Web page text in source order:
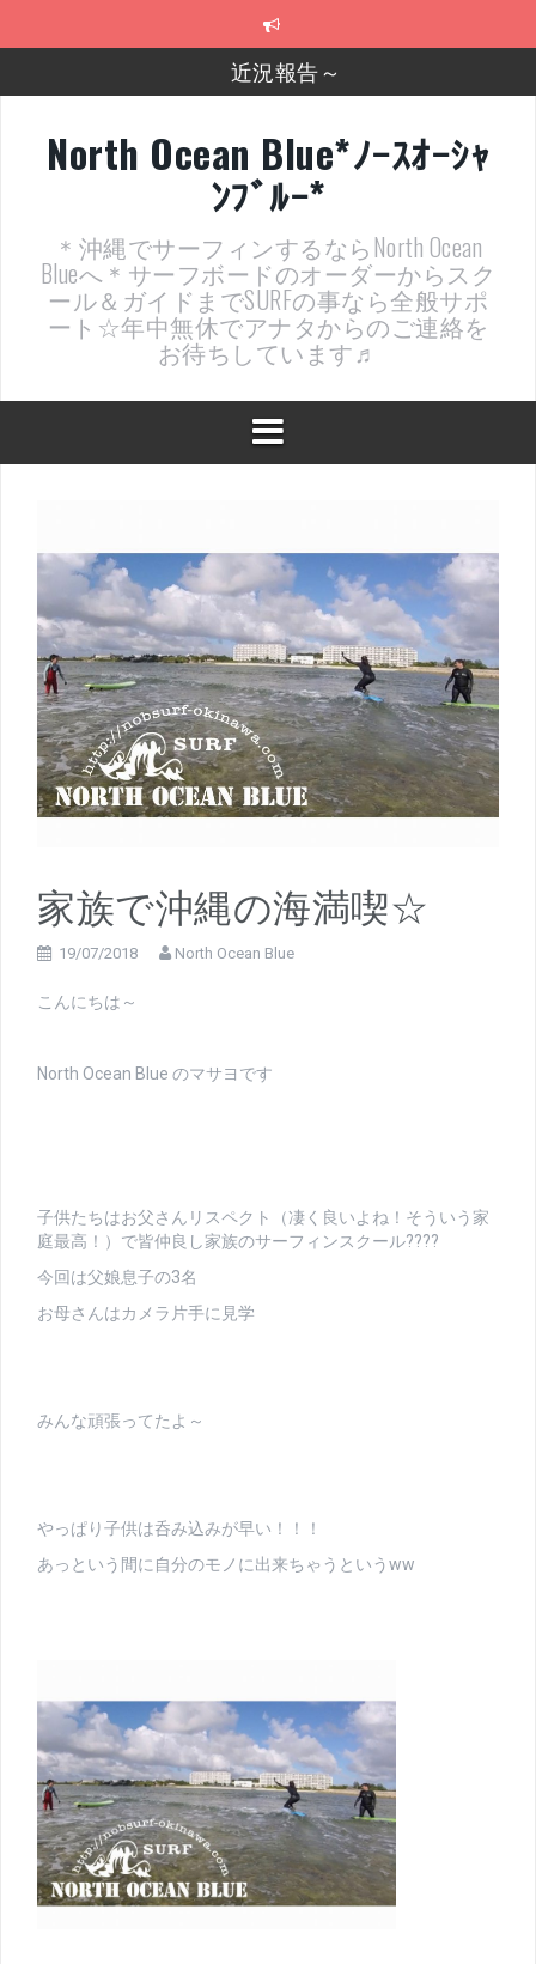
近況報告～
2026年明けました〜
近況報告ww
ヤッチマッターーーー！！！
支部長就任報告と支部予選・検定開催決定！
North Ocean Blue*ﾉｰｽｵｰｼｬ
ﾝﾌﾞﾙｰ*
＊沖縄でサーフィンするならNorth Ocean
Blueへ＊サーフボードのオーダーからスク
ール＆ガイドまでSURFの事なら全般サポ
ート☆年中無休でアナタからのご連絡を
お待ちしています♬
家族で沖縄の海満喫☆
19/07/2018 North Ocean Blue
こんにちは～
North Ocean Blue のマサヨです
子供たちはお父さんリスペクト（凄く良いよね！そういう家
庭最高！）で皆仲良し家族のサーフィンスクール????
今回は父娘息子の3名
お母さんはカメラ片手に見学
みんな頑張ってたよ～
やっぱり子供は呑み込みが早い！！！
あっという間に自分のモノに出来ちゃうというww